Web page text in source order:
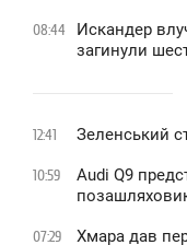
08:44
Искандер
загинули
12:41 Зеленський
10:59
Audi Q9
07:29 Хмара дав